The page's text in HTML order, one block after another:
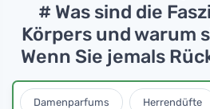
# Was sind die
Körpers und warum
Wenn Sie jemals
Damenparfums Herrendüfte